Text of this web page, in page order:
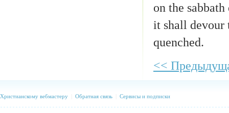
on the
it shall devour
quenched.
<<
Христианскому вебмастеру Обратная связь Сервисы и подписки